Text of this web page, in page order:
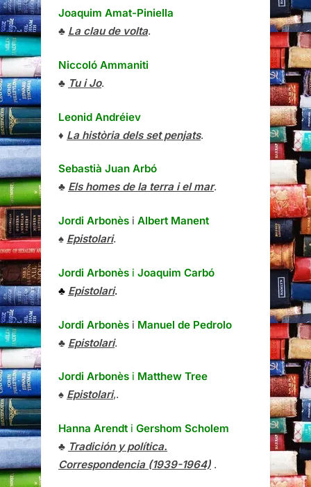
Joaquim Amat-Piniella
♣ La clau de volta.
Niccoló Ammaniti
♣ Tu i Jo.
Leonid Andréiev
♦ La història dels set penjats.
Sebastià Juan Arbó
♣ Els homes de la terra i el mar.
Jordi Arbonès i Albert Manent
♠ Epistolari.
Jordi Arbonès i Joaquim Carbó
♣ Epistolari.
Jordi Arbonès i Manuel de Pedrolo
♣ Epistolari.
Jordi Arbonès i Matthew Tree
♠ Epistolari,.
Hanna Arendt i Gershom Scholem
♣ Tradición y política.
Correspondencia (1939-1964) .